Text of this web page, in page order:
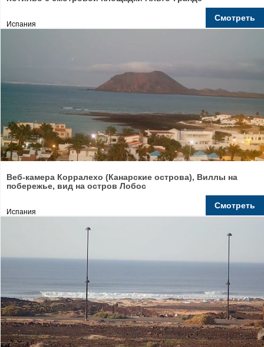
Испания
Смотреть
Веб-камера Корралехо (Канарские острова), Виллы на
побережье, вид на остров Лобос
Испания
Смотреть